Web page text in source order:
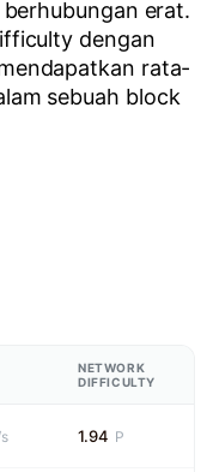
erat.
dengan
rata-
sebuah block
NETWORK
DIFFICULTY
1.94 P